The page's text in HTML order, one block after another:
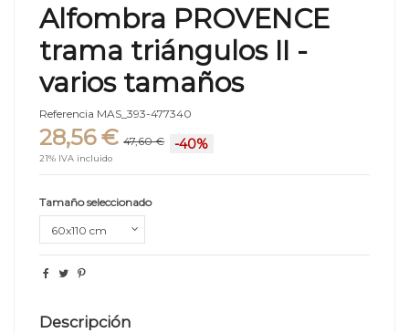
Alfombra PROVENCE
trama triángulos II -
varios tamaños
Referencia MAS_393-477340
28,56 € 47,60 € -40%
21% IVA incluido
Tamaño seleccionado
Descripción